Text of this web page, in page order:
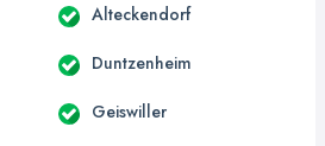
Alteckendorf
Duntzenheim
Geiswiller